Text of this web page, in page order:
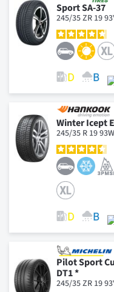
Sport SA-37
245/35 ZR 19
Winter Icept
245/35 R 19
Pilot Sport
DT1 *
245/35 ZR 19